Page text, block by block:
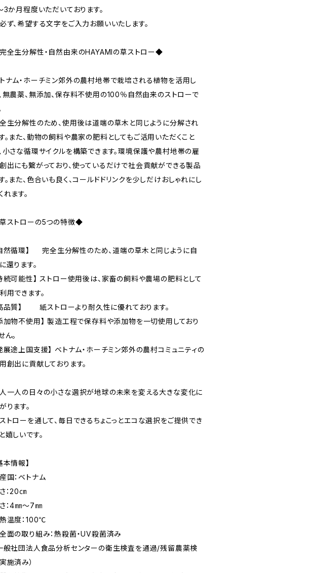
3か月程度いただいております。
ず、希望する文字をご入力お願いいたします。
全生分解性・自然由来のHAYAMIの草ストロー◆
ナム・ホーチミン郊外の農村地帯で栽培される植物を活用し
無農薬、無添加、保存料不使用の100％自然由来のストローで
生分解性のため、使用後は道端の草木と同じように分解され
。また、動物の飼料や農家の肥料としてもご活用いただくこと
小さな循環サイクルを構築できます。環境保護や農村地帯の雇
出にも繋がっており、使っているだけで社会貢献ができる製品
。また、色合いも良く、コールドドリンクを少しだけおしゃれにし
れます。
ストローの5つの特徴◆
然循環】 完全生分解性のため、道端の草木と同じように自
還ります。
続可能性】 ストロー使用後は、家畜の飼料や農場の肥料として
用できます。
品質】 紙ストローより耐久性に優れております。
加物不使用】 製造工程で保存料や添加物を一切使用しており
ん。
展途上国支援】 ベトナム・ホーチミン郊外の農村コミュニティの
創出に貢献しております。
一人の日々の小さな選択が地球の未来を変える大きな変化に
ります。
トローを通して、毎日できるちょこっとエコな選択をご提供でき
嬉しいです。
本情報】
国：ベトナム
：20㎝
：4㎜～7㎜
温度：100℃
面の取り組み：熱殺菌・UV殺菌済み
般社団法人食品分析センターの衛生検査を通過/残留農薬検
施済み）